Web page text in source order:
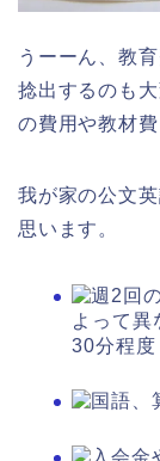
うーーん、教
捻出するのも
の費用や教材
我が家の公文
思います。